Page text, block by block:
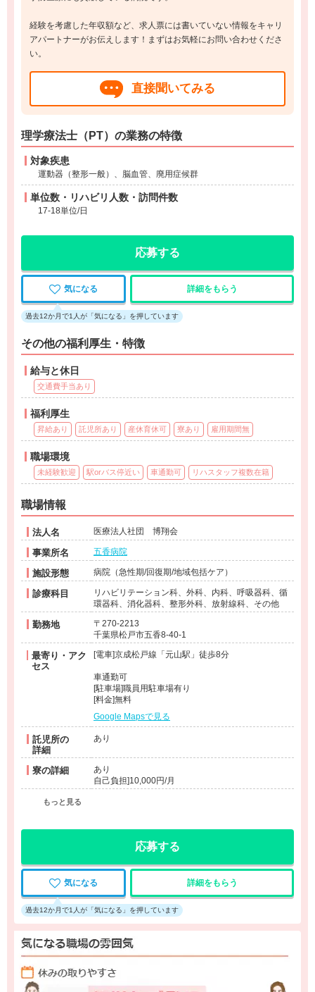
経験を考慮した年収額など、求人票には書いていない情報をキャリ
アパートナーがお伝えします！まずはお気軽にお問い合わせくださ
い。
直接聞いてみる
理学療法士（PT）の業務の特徴
対象疾患
運動器（整形一般）、脳血管、廃用症候群
単位数・リハビリ人数・訪問件数
17-18単位/日
応募する
気になる 詳細をもらう
過去12か月で1人が「気になる」を押しています
その他の福利厚生・特徴
給与と休日
交通費手当あり
福利厚生
昇給あり 託児所あり 産休育休可 寮あり 雇用期間無
職場環境
未経験歓迎 駅orバス停近い 車通勤可 リハスタッフ複数在籍
職場情報
法人名 医療法人社団 博翔会
事業所名 五香病院
施設形態 病院（急性期/回復期/地域包括ケア）
診療科目
リハビリテーション科、外科、内科、呼吸器科、循
環器科、消化器科、整形外科、放射線科、その他
勤務地
〒270-2213
千葉県松戸市五香8-40-1
最寄り・アク
セス
[電車]京成松戸線「元山駅」徒歩8分
車通勤可
[駐車場]職員用駐車場有り
[料金]無料
Google Mapsで見る
託児所の
詳細
あり
寮の詳細
あり
自己負担]10,000円/月
もっと見る
応募する
気になる 詳細をもらう
過去12か月で1人が「気になる」を押しています